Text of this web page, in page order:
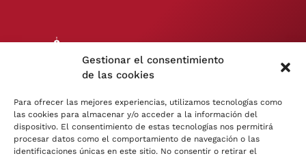
Gestionar el consentimiento
de las cookies
Para ofrecer las mejores experiencias, utilizamos tecnologías como
las cookies para almacenar y/o acceder a la información del
dispositivo. El consentimiento de estas tecnologías nos permitirá
procesar datos como el comportamiento de navegación o las
identificaciones únicas en este sitio. No consentir o retirar el
Plaza
Encarnación
Jerez de la
Frontera, Cádiz
(España)